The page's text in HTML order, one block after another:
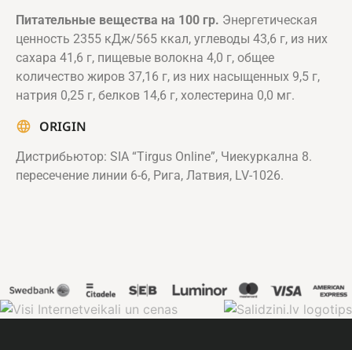
Питательные вещества на 100 гр. Энергетическая
ценность 2355 кДж/565 ккал, углеводы 43,6 г, из них
сахара 41,6 г, пищевые волокна 4,0 г, общее
количество жиров 37,16 г, из них насыщенных 9,5 г,
натрия 0,25 г, белков 14,6 г, холестерина 0,0 мг.
ORIGIN
Дистрибьютор: SIA “Tirgus Online”, Чиекуркална 8.
пересечение линии 6-6, Рига, Латвия, LV-1026.